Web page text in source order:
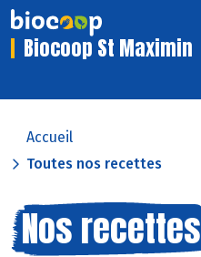
Biocoop St Maximin
Accueil
Toutes nos recettes
Nos recettes